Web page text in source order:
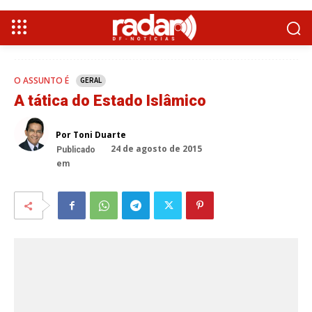
O ASSUNTO É GERAL
A tática do Estado Islâmico
Por Toni Duarte
Publicado
em
24 de agosto de 2015